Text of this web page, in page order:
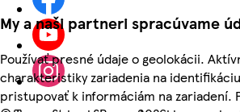
My a naši partneri spracúvame
Používať presné údaje o geolokácii.
charakteristiky zariadenia na
pristupovať k informáciám na zariadení.